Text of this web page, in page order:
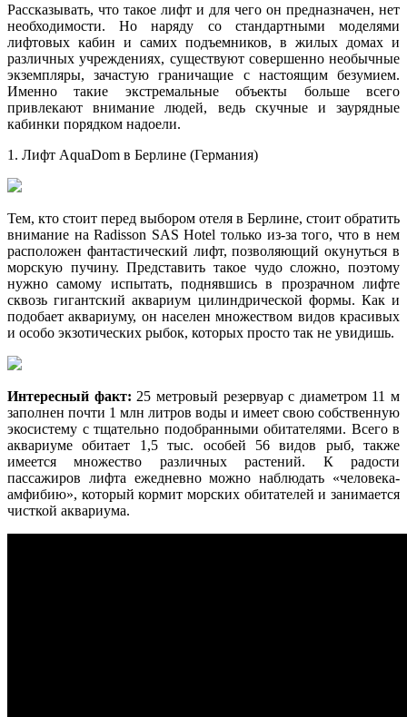
Рассказывать, что такое лифт и для чего он предназначен, нет
необходимости. Но наряду со стандартными моделями
лифтовых кабин и самих подъемников, в жилых домах и
различных учреждениях, существуют совершенно необычные
экземпляры, зачастую граничащие с настоящим безумием.
Именно такие экстремальные объекты больше всего
привлекают внимание людей, ведь скучные и заурядные
кабинки порядком надоели.
1. Лифт AquaDom в Берлине (Германия)
Тем, кто стоит перед выбором отеля в Берлине, стоит обратить
внимание на Radisson SAS Hotel только из-за того, что в нем
расположен фантастический лифт, позволяющий окунуться в
морскую пучину. Представить такое чудо сложно, поэтому
нужно самому испытать, поднявшись в прозрачном лифте
сквозь гигантский аквариум цилиндрической формы. Как и
подобает аквариуму, он населен множеством видов красивых
и особо экзотических рыбок, которых просто так не увидишь.
Интересный факт: 25 метровый резервуар с диаметром 11 м
заполнен почти 1 млн литров воды и имеет свою собственную
экосистему с тщательно подобранными обитателями. Всего в
аквариуме обитает 1,5 тыс. особей 56 видов рыб, также
имеется множество различных растений. К радости
пассажиров лифта ежедневно можно наблюдать «человека-
амфибию», который кормит морских обитателей и занимается
чисткой аквариума.